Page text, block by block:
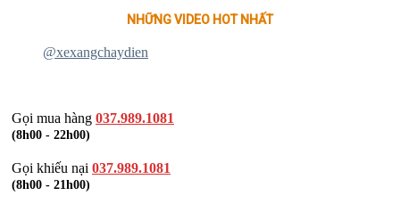
NHỮNG VIDEO HOT NHẤT
@xexangchaydien
Gọi mua hàng 037.989.1081
(8h00 - 22h00)
Gọi khiếu nại 037.989.1081
(8h00 - 21h00)